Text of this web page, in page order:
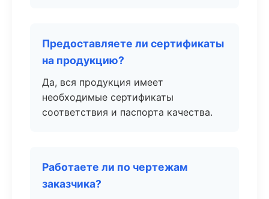
Предоставляете ли сертификаты
на продукцию?
Да, вся продукция имеет
необходимые сертификаты
соответствия и паспорта качества.
Работаете ли по чертежам
заказчика?